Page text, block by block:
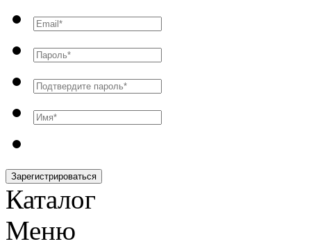
Зарегистрироваться
Каталог
Меню